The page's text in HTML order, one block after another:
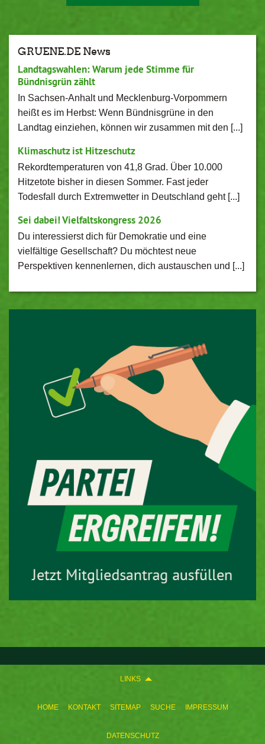
LINKS
HOME KONTAKT SITEMAP SUCHE IMPRESSUM
DATENSCHUTZ
GRUENE.DE News
Landtagswahlen: Warum jede Stimme für
Bündnisgrün zählt
In Sachsen-Anhalt und Mecklenburg-Vorpommern
heißt es im Herbst: Wenn Bündnisgrüne in den
Landtag einziehen, können wir zusammen mit den [...]
Klimaschutz ist Hitzeschutz
Rekordtemperaturen von 41,8 Grad. Über 10.000
Hitzetote bisher in diesen Sommer. Fast jeder
Todesfall durch Extremwetter in Deutschland geht [...]
Sei dabei! Vielfaltskongress 2026
Du interessierst dich für Demokratie und eine
vielfältige Gesellschaft? Du möchtest neue
Perspektiven kennenlernen, dich austauschen und [...]